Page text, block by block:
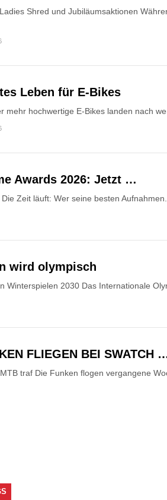
Shred und Jubiläumsaktionen
Leben für E-Bikes
mehr hochwertige E-Bikes landen nach
Awards 2026: Jetzt …
Zeit läuft: Wer seine besten
wird olympisch
Winterspielen 2030 Das Internationale
FLIEGEN BEI SWATCH
traf Die Funken flogen vergangene